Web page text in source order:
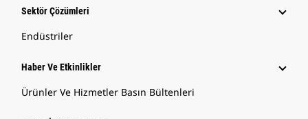
Sektör Çözümleri
Endüstriler
Haber Ve Etkinlikler
Ürünler Ve Hizmetler Basın Bültenleri